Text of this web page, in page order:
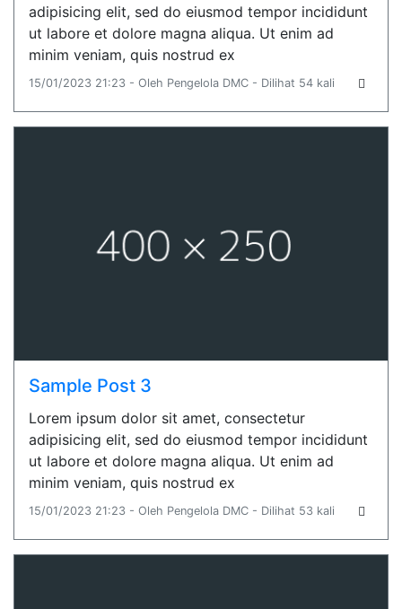
adipisicing elit, sed do eiusmod tempor incididunt
ut labore et dolore magna aliqua. Ut enim ad
minim veniam, quis nostrud ex
15/01/2023 21:23 - Oleh Pengelola DMC - Dilihat 54 kali
Sample Post 3
Lorem ipsum dolor sit amet, consectetur
adipisicing elit, sed do eiusmod tempor incididunt
ut labore et dolore magna aliqua. Ut enim ad
minim veniam, quis nostrud ex
15/01/2023 21:23 - Oleh Pengelola DMC - Dilihat 53 kali